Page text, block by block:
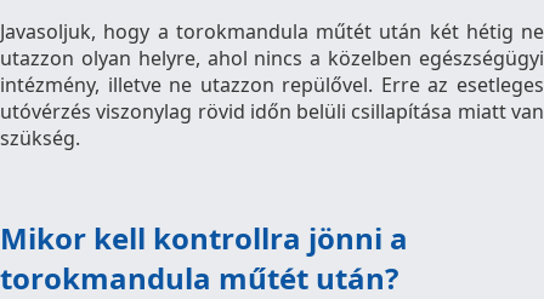
Javasoljuk, hogy a torokmandula műtét után két hétig ne
utazzon olyan helyre, ahol nincs a közelben egészségügyi
intézmény, illetve ne utazzon repülővel. Erre az esetleges
utóvérzés viszonylag rövid időn belüli csillapítása miatt van
szükség.
Mikor kell kontrollra jönni a
torokmandula műtét után?